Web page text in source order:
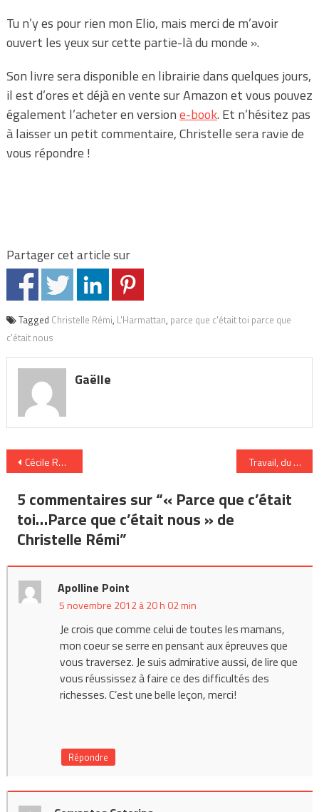
Tu n’y es pour rien mon Elio, mais merci de m’avoir
ouvert les yeux sur cette partie-là du monde ».
Son livre sera disponible en librairie dans quelques jours,
il est d’ores et déjà en vente sur Amazon et vous pouvez
également l’acheter en versione-book. Et n’hésitez pas
à laisser un petit commentaire, Christelle sera ravie de
vous répondre !
Partager cet article sur
Tagged Christelle Rémi, L'Harmattan, parce que c'était toi parce que
c'était nous
Gaëlle
Navigation
de
l’article
Cécile Réal, PDG d’Endodiag et lauréate des Cartier Awards
Travail, du
5 commentaires sur “« Parce que c’était
toi…Parce que c’était nous » de
Christelle Rémi”
Apolline Point
5 novembre 2012 à 20 h 02 min
Je crois que comme celui de toutes les mamans,
mon coeur se serre en pensant aux épreuves que
vous traversez. Je suis admirative aussi, de lire que
vous réussissez à faire ce des difficultés des
richesses. C’est une belle leçon, merci!
Répondre